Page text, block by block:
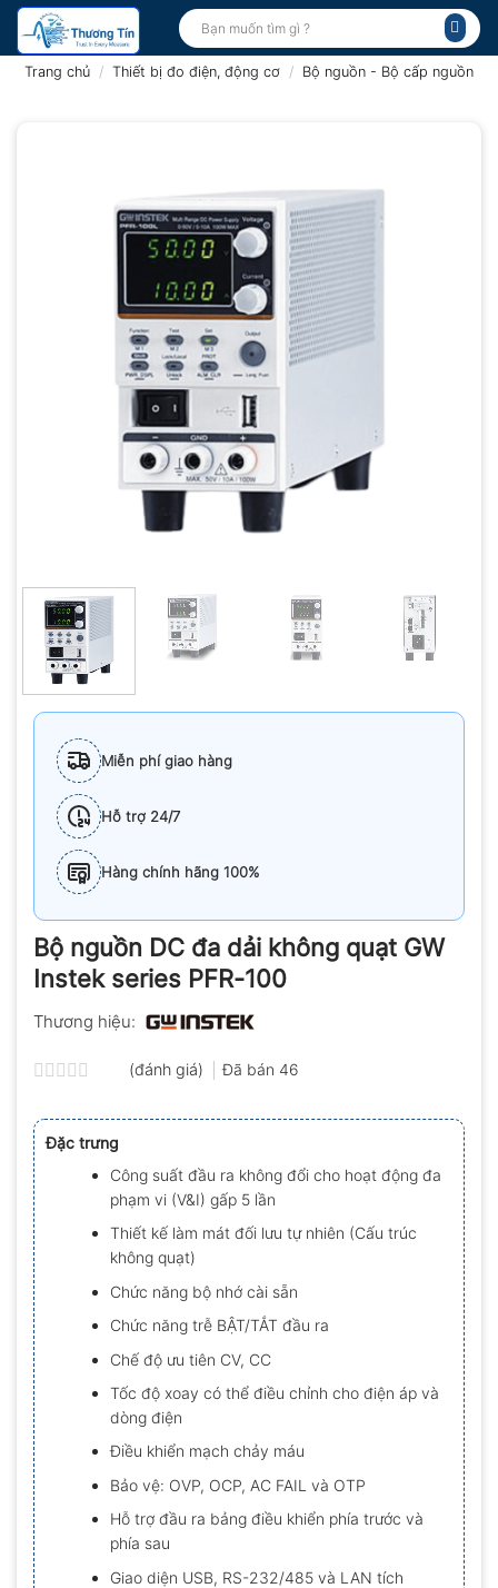
Bỏ
qua
Tìm
kiếm:
Trang chủ / Thiết bị đo điện, động cơ / Bộ nguồn - Bộ cấp nguồn
Miễn phí giao hàng
Hỗ trợ 24/7
Hàng chính hãng 100%
Bộ nguồn DC đa dải không quạt GW
Instek series PFR-100
Thương hiệu:
xếp
hạng
0.0
5
sao
(đánh giá) Đã bán 46
Đặc trưng
Công suất đầu ra không đổi cho hoạt động đa
phạm vi (V&I) gấp 5 lần
Thiết kế làm mát đối lưu tự nhiên (Cấu trúc
không quạt)
Chức năng bộ nhớ cài sẵn
Chức năng trễ BẬT/TẮT đầu ra
Chế độ ưu tiên CV, CC
Tốc độ xoay có thể điều chỉnh cho điện áp và
dòng điện
Điều khiển mạch chảy máu
Bảo vệ: OVP, OCP, AC FAIL và OTP
Hỗ trợ đầu ra bảng điều khiển phía trước và
phía sau
Giao diện USB, RS-232/485 và LAN tích